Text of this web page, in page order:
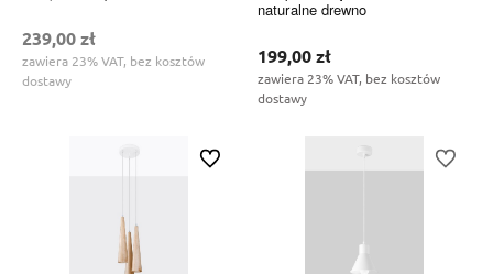
239,00 zł
zawiera 23% VAT, bez kosztów
dostawy
naturalne drewno
199,00 zł
zawiera 23% VAT, bez kosztów
dostawy
Do ulubionych Do